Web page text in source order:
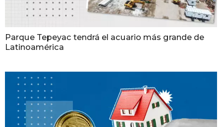
Parque Tepeyac tendrá el acuario más grande de
Latinoamérica